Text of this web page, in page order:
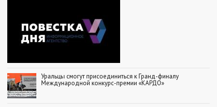
Уральцы смогут присоединиться к Гранд-финалу
Международной конкурс-премии «КАРДО»